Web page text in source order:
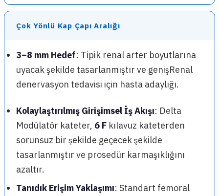
Çok Yönlü Kap Çapı Aralığı
3–8 mm Hedef: Tipik renal arter boyutlarına
uyacak şekilde tasarlanmıştır ve genişRenal
denervasyon tedavisi için hasta adaylığı.
Kolaylaştırılmış Girişimsel İş Akışı: Delta
Modülatör kateter, 6 F kılavuz kateterden
sorunsuz bir şekilde geçecek şekilde
tasarlanmıştır ve prosedür karmaşıklığını
azaltır.
Tanıdık Erişim Yaklaşımı: Standart femoral